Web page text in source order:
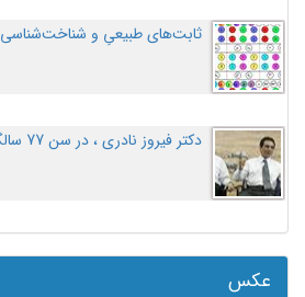
ثابت‌های طبیعیِ و شناخت‌شناسی
دکتر فیروز نادری ، در سن 77 سالگی درگذشت
عکس